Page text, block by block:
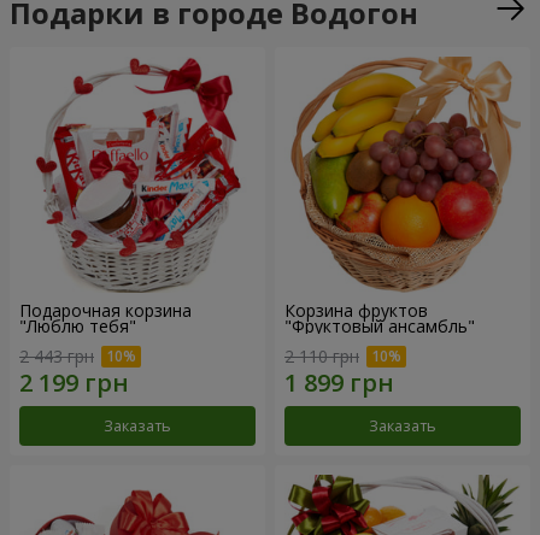
Подарки в городе Водогон
Подарочная корзина
"Люблю тебя"
2 443 грн
Заказать
Корзина фруктов
"Фруктовый ансамбль"
2 110 грн
Заказать